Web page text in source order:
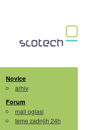
Novice
arhiv
Forum
mali oglasi
teme zadnjih 24h